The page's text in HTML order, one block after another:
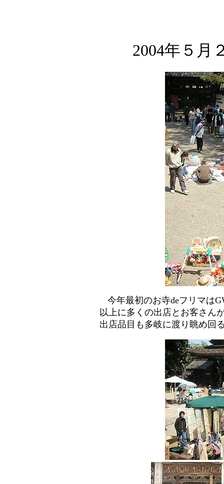
2004年５月
今年最初のお寺deフリマは
以上に多くの出店とお客さ
出店品目も多岐に渡り眺め回